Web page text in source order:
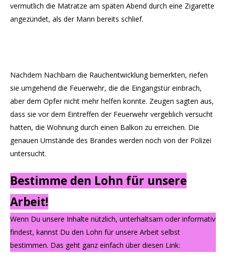
vermutlich die Matratze am späten Abend durch eine Zigarette
angezündet, als der Mann bereits schlief.
Nachdem Nachbarn die Rauchentwicklung bemerkten, riefen
sie umgehend die Feuerwehr, die die Eingangstür einbrach,
aber dem Opfer nicht mehr helfen konnte. Zeugen sagten aus,
dass sie vor dem Eintreffen der Feuerwehr vergeblich versucht
hatten, die Wohnung durch einen Balkon zu erreichen. Die
genauen Umstände des Brandes werden noch von der Polizei
untersucht.
Bestimme den Lohn für unsere
Arbeit!
Wenn Du unsere Inhalte nützlich, unterhaltsam oder informativ
findest, kannst Du den Lohn für unsere Arbeit selbst
bestimmen. Das geht ganz einfach über diesen Link: